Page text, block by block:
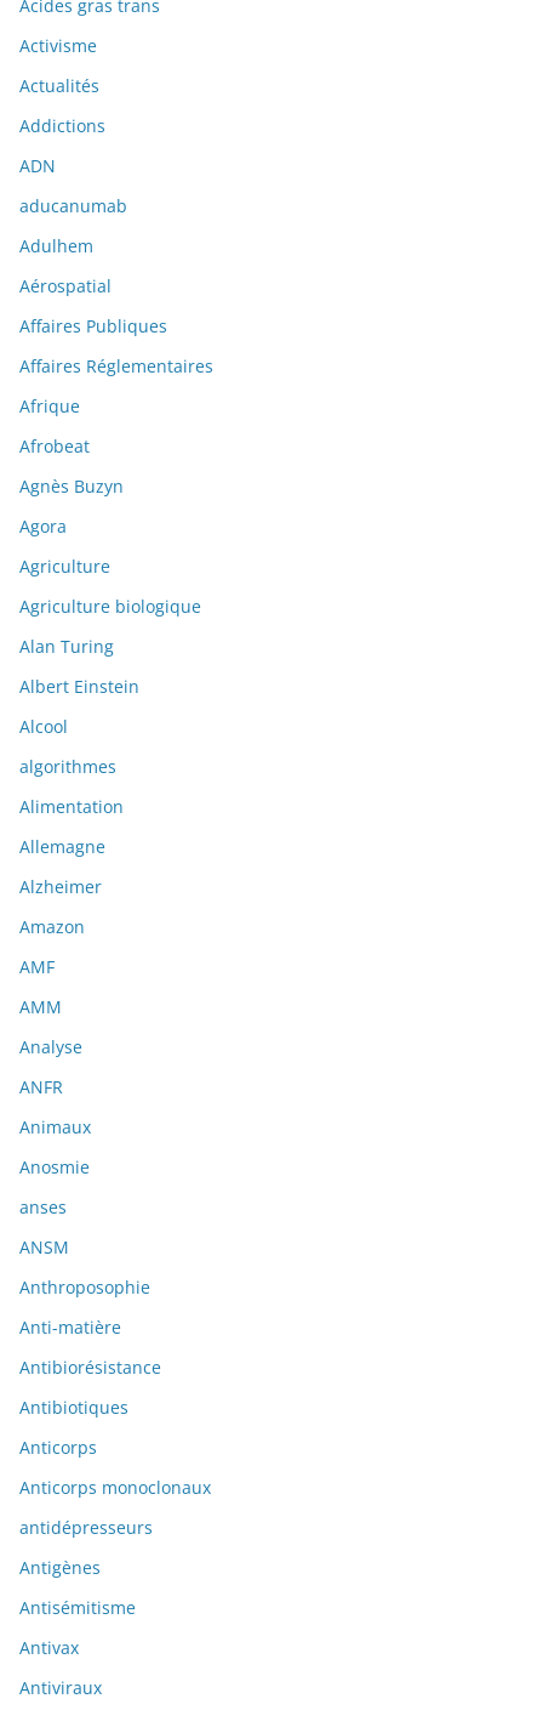
Acides gras trans
Activisme
Actualités
Addictions
ADN
aducanumab
Adulhem
Aérospatial
Affaires Publiques
Affaires Réglementaires
Afrique
Afrobeat
Agnès Buzyn
Agora
Agriculture
Agriculture biologique
Alan Turing
Albert Einstein
Alcool
algorithmes
Alimentation
Allemagne
Alzheimer
Amazon
AMF
AMM
Analyse
ANFR
Animaux
Anosmie
anses
ANSM
Anthroposophie
Anti-matière
Antibiorésistance
Antibiotiques
Anticorps
Anticorps monoclonaux
antidépresseurs
Antigènes
Antisémitisme
Antivax
Antiviraux